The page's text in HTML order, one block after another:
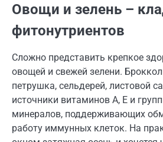
Овощи и зелень –
фитонутриентов
Сложно представить крепкое
овощей и свежей зелени.
петрушка, сельдерей, листовой
источники витаминов A, E и
минералов, поддерживающих
работу иммунных клеток. На